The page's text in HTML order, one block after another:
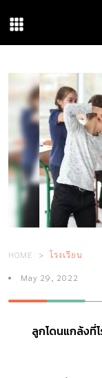
HOME โรงเรียน
May 29, 2022
ลูกโดนแกล้ง